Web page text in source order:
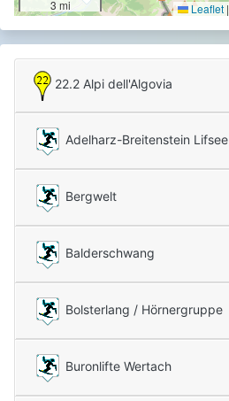
3 mi Leaflet |
22.2 Alpi dell'Algovia
Adelharz-Breitenstein Lifsee
Bergwelt
Balderschwang
Bolsterlang / Hörnergruppe
Buronlifte Wertach